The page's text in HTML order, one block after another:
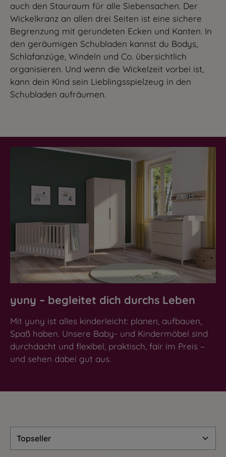
auch den Stauraum für alle Siebensachen. Der
Wickelkranz an allen drei Seiten ist eine sichere
Begrenzung mit gerundeten Ecken und Kanten. In
den geräumigen Schubladen kannst du Bodys,
Schlafanzüge, Windeln und Co. übersichtlich
organisieren. Und wenn die Wickelzeit vorbei ist,
kann dein Kind sein Lieblingsspielzeug in den
Schubladen aufräumen.
yuny – begleitet dich durchs Leben
Mit yuny ist alles kinderleicht: planen, aufbauen,
Spaß haben. Unsere Baby- und Kindermöbel sind
durchdacht und flexibel, praktisch, fair im Preis –
und sehen dabei gut aus.